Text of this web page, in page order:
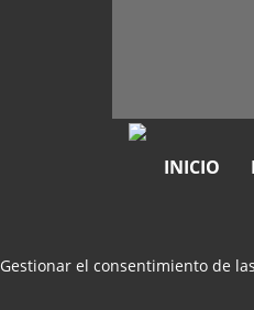
INICIO
Gestionar el consentimiento de